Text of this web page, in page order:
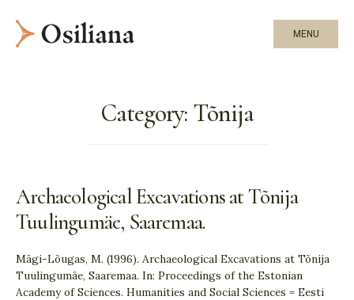
MENU
Category: Tõnija
Archaeological Excavations at Tõnija
Tuulingumäe, Saaremaa.
Mägi-Lõugas, M. (1996). Archaeological Excavations at Tõnija
Tuulingumäe, Saaremaa. In: Proceedings of the Estonian
Academy of Sciences. Humanities and Social Sciences = Eesti